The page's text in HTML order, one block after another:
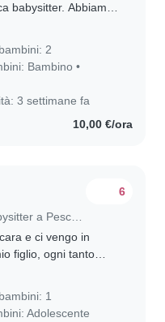
babysitter. Abbiamo
2
Bambino •
3 settimane fa
10,00 €/ora
6
e ci vengo in
figlio, ogni tanto
1
Adolescente